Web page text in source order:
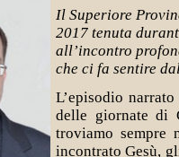
Il Superiore
2017 tenuta
all’incontro
che ci fa sentire
L’episodio
delle giornate di
troviamo sempre
incontrato Gesù,